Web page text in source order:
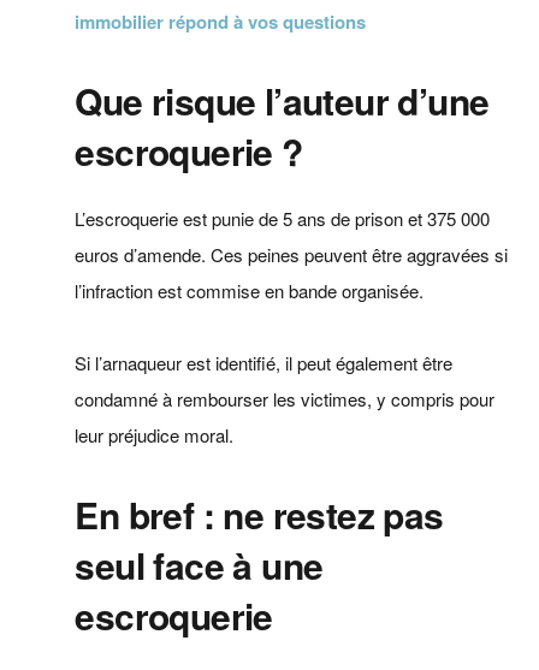
immobilier répond à vos questions
Que risque l’auteur d’une
escroquerie ?
L’escroquerie est punie de 5 ans de prison et 375 000
euros d’amende. Ces peines peuvent être aggravées si
l’infraction est commise en bande organisée.
Si l’arnaqueur est identifié, il peut également être
condamné à rembourser les victimes, y compris pour
leur préjudice moral.
En bref : ne restez pas
seul face à une
escroquerie